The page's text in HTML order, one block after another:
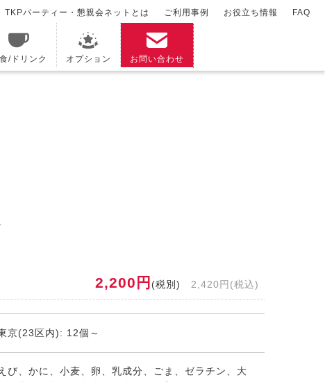
/ドリンク オプション お問い合わせ
TKPパーティー・懇親会ネットとは ご利用事例 お役立ち情報 FAQ
2,200円 (税別) 2,420円(税込)
京(23区内): 12個～
び、かに、小麦、卵、乳成分、ごま、ゼラチン、大